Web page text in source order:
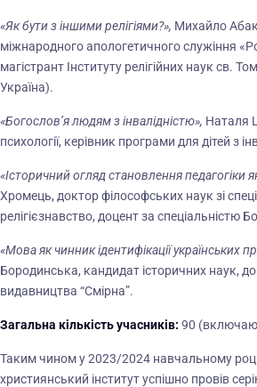
«Як бути з іншими релігіями?», Михайло
міжнародного апологетичного служіння
магістрант Інституту релігійних наук св.
Україна).
«Богослов’я людям з інвалідністю», Наталя
психології, керівник програми для дітей з
«Історичний огляд становлення педагогіки
Хромець, доктор філософських наук зі
релігієзнавство, доцент за спеціальністю
«Мова як чинник ідентифікації українських
Бородинська, кандидат історичних наук,
видавництва “Смірна”.
Загальна кількість учасників: 90
Таким чином у 2023/2024 навчальному
християнський інститут успішно провів